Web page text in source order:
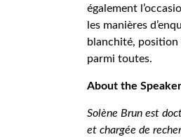
également
les manières
blanchité,
parmi toutes.
About the
Solène Brun est
et chargée de